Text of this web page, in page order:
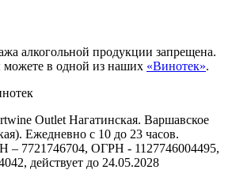
алкогольной продукции запрещена.
можете в одной из наших «Винотек».
Outlet Нагатинская. Варшавское
Ежедневно с 10 до 23 часов.
7721746704, ОГРН - 1127746004495,
действует до 24.05.2028